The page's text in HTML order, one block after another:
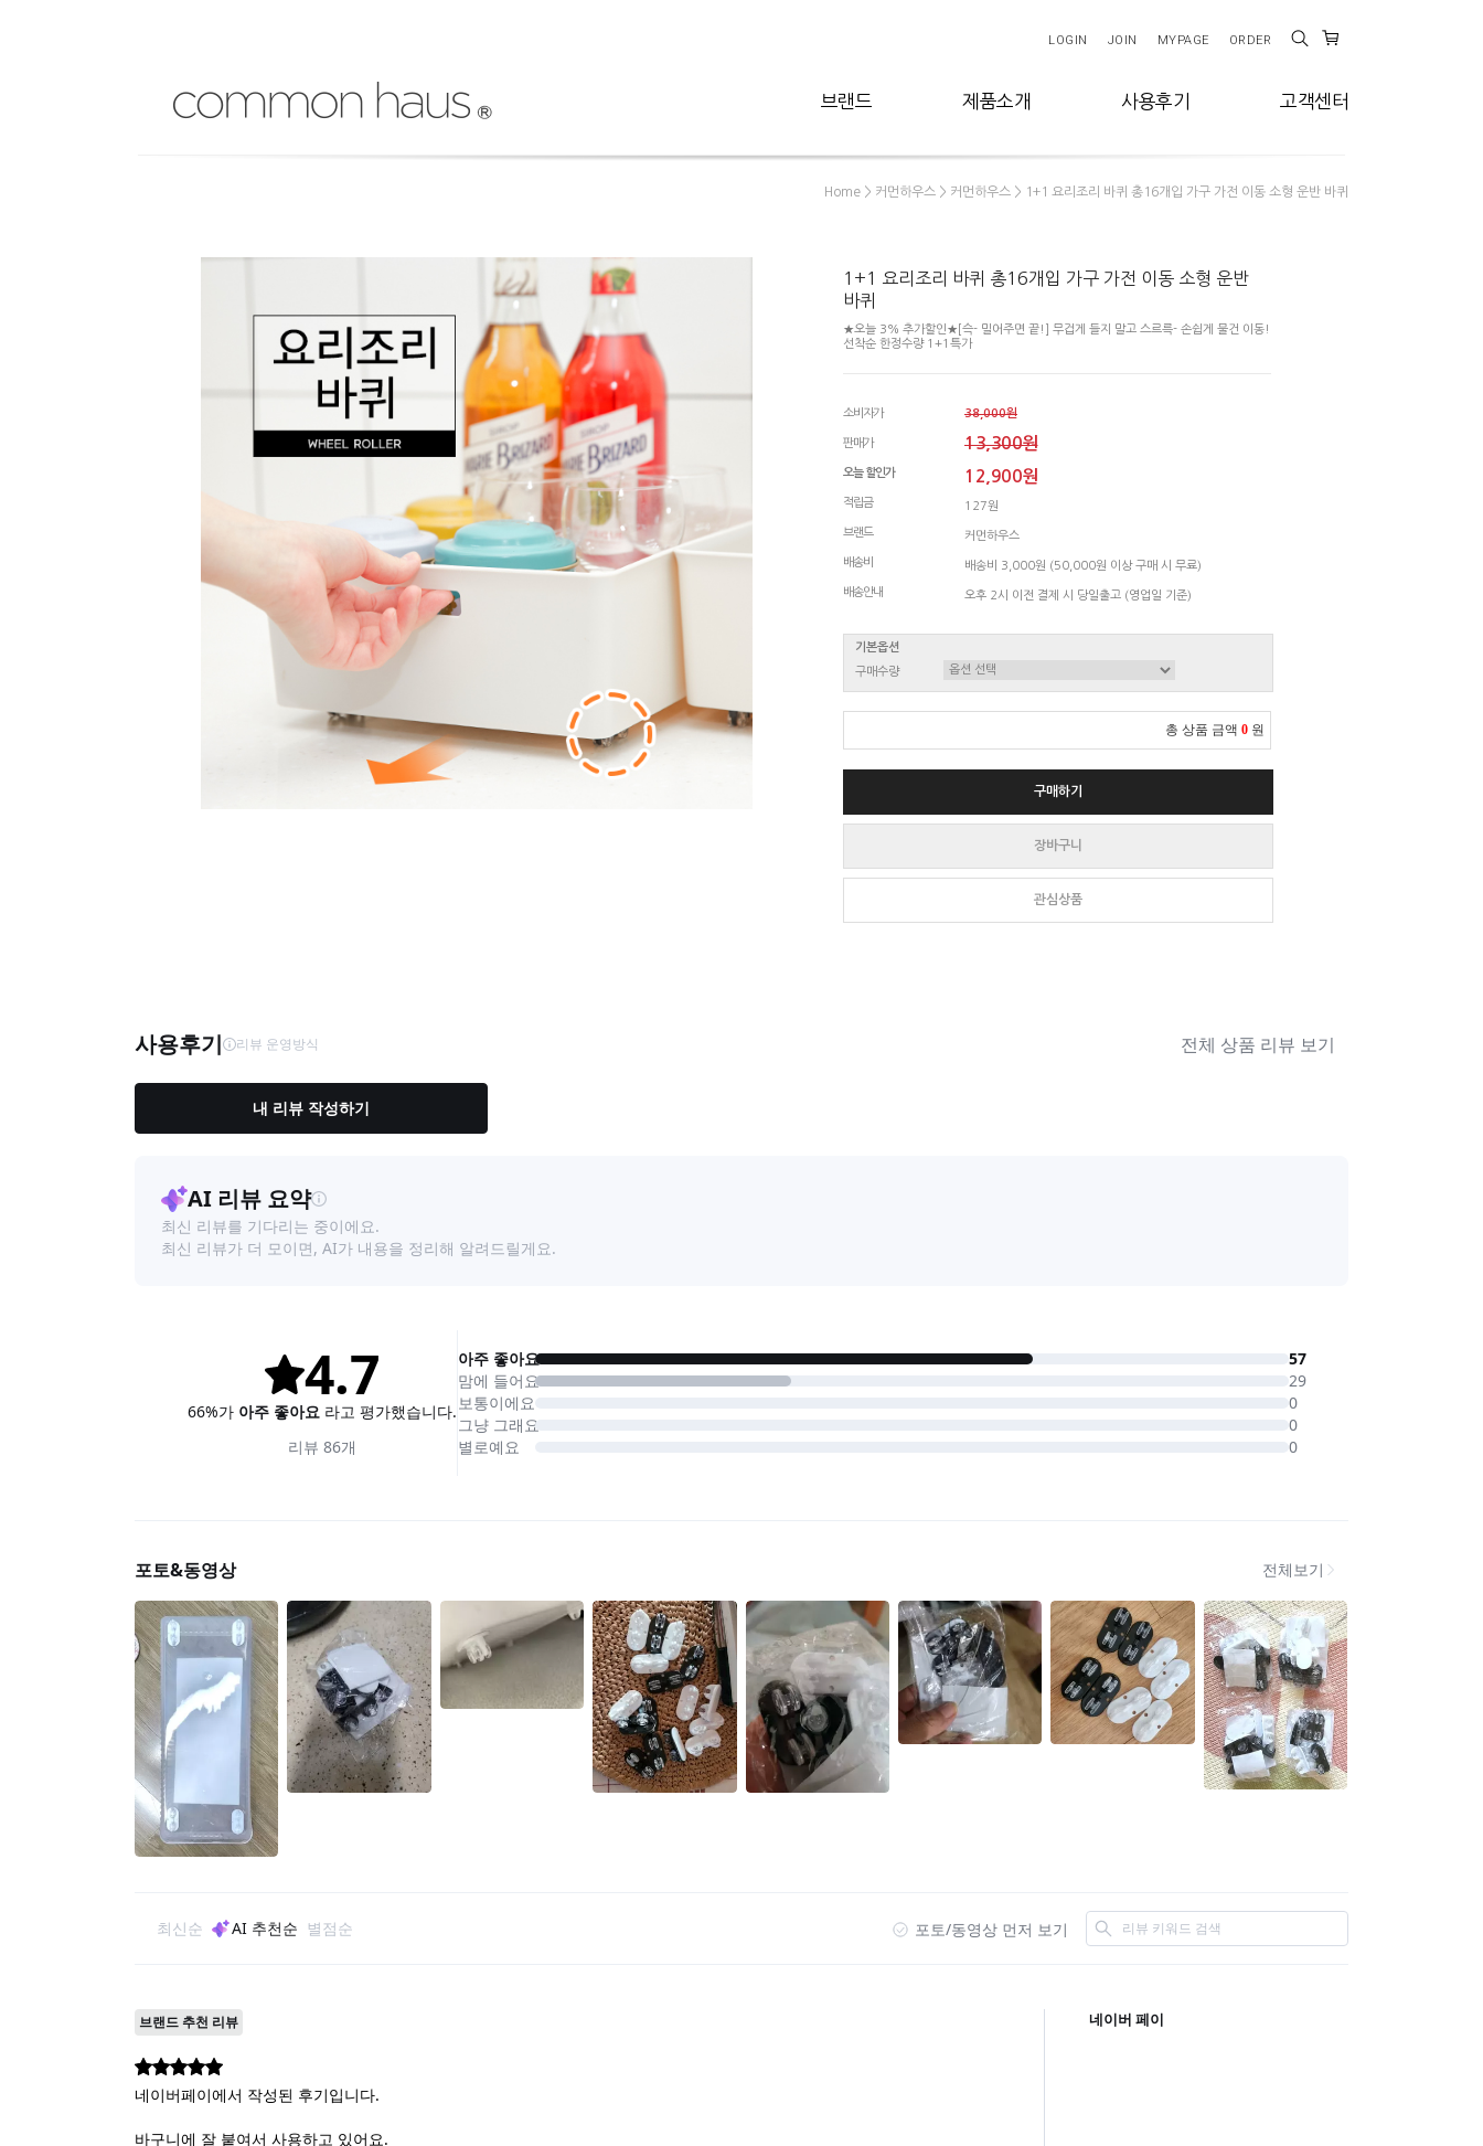
LOGIN JOIN MYPAGE ORDER
브랜드 제품소개 사용후기 고객센터
Home > 커먼하우스 > 커먼하우스 > 1+1 요리조리 바퀴 총16개입 가구 가전 이동 소형 운반 바퀴
1+1 요리조리 바퀴 총16개입 가구 가전 이동 소형 운반
바퀴
★오늘 3% 추가할인★[슥- 밀어주면 끝!] 무겁게 들지 말고 스르륵- 손쉽게 물건 이동!
선착순 한정수량 1+1특가
소비자가 38,000원
판매가 13,300원
오늘 할인가 12,900원
적립금 127원
브랜드 커먼하우스
배송비 배송비 3,000원 (50,000원 이상 구매 시 무료)
배송안내 오후 2시 이전 결제 시 당일출고 (영업일 기준)
기본옵션
구매수량
총 상품 금액 0 원
구매하기
장바구니
관심상품